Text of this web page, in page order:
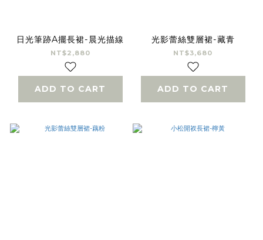
日光筆跡A擺長裙-晨光描線
NT$2,880
ADD TO CART
光影蕾絲雙層裙-藏青
NT$3,680
ADD TO CART